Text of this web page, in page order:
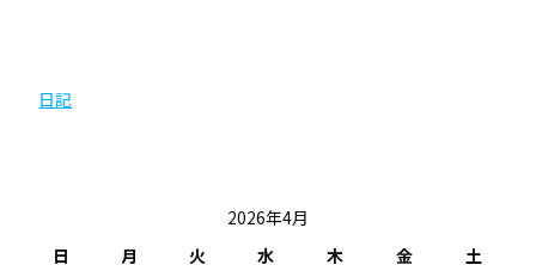
日記
2026年4月
日
月 火 水 木 金 土